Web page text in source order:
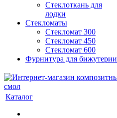
Стеклоткань для
лодки
Стекломаты
Стекломат 300
Стекломат 450
Стекломат 600
Фурнитура для бижутерии
Каталог